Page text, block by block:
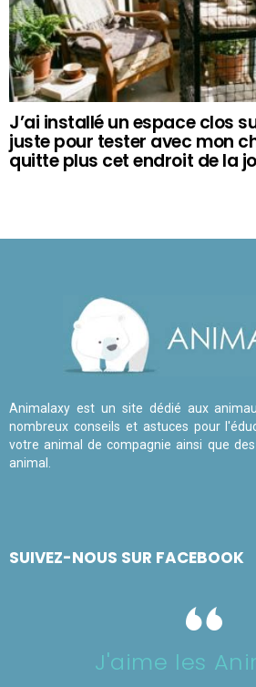
J’ai installé un espace clos
juste pour tester avec mon
quitte plus cet endroit de la
Animalaxy est un site dédié aux
nombreux conseils et astuces pour
votre animal de compagnie ainsi que
animal.
SUIVEZ-NOUS SUR FACEBOOK
J'aime les